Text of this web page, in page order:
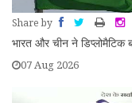
Share by
भारत और चीन ने डिप्लोमैटिक
07 Aug 2026